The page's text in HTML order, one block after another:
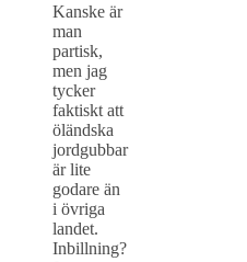
Kanske är
man
partisk,
men jag
tycker
faktiskt att
öländska
jordgubbar
är lite
godare än
i övriga
landet.
Inbillning?